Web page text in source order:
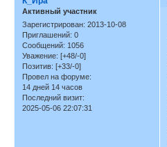
Активный участник
Зарегистрирован: 2013-10-08
Приглашений: 0
Сообщений: 1056
Уважение: [+48/-0]
Позитив: [+33/-0]
Провел на форуме:
14 дней 14 часов
Последний визит:
2025-05-06 22:07:31